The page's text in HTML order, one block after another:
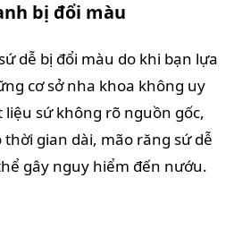
bị đổi màu
dễ bị đổi màu do khi bạn lựa
cơ sở nha khoa không uy
sứ không rõ nguồn gốc,
gian dài, mão răng sứ dễ
gây nguy hiểm đến nướu.